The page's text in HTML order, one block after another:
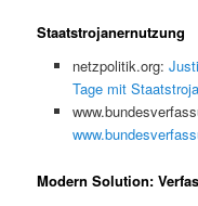
Staatstrojanernutzung
netzpolitik.org:
Tage mit
Modern Solution: